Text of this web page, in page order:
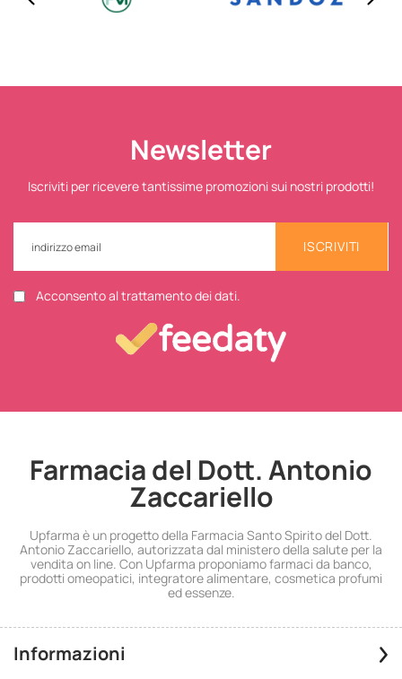
Newsletter
Iscriviti per ricevere tantissime promozioni sui nostri prodotti!
ISCRIVITI
Acconsento al trattamento dei dati.
Farmacia del Dott. Antonio
Zaccariello
Upfarma è un progetto della Farmacia Santo Spirito del Dott.
Antonio Zaccariello, autorizzata dal ministero della salute per la
vendita on line. Con Upfarma proponiamo farmaci da banco,
prodotti omeopatici, integratore alimentare, cosmetica profumi
ed essenze.
Informazioni